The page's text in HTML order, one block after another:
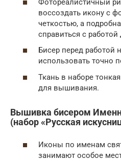
воссоздать икону с
четкостью, а
справиться с
Бисер перед работой
использовать точно
Ткань в наборе
для вышивания.
Вышивка бисером
(набор «Русская
Иконы по именам
занимают особое